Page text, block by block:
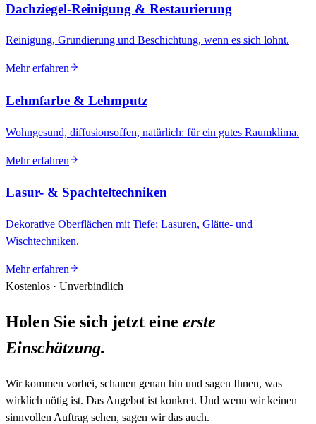
Dachziegel-Reinigung & Restaurierung
Reinigung, Grundierung und Beschichtung, wenn es sich lohnt.
Mehr erfahren
Lehmfarbe & Lehmputz
Wohngesund, diffusionsoffen, natürlich: für ein gutes Raumklima.
Mehr erfahren
Lasur- & Spachteltechniken
Dekorative Oberflächen mit Tiefe: Lasuren, Glätte- und
Wischtechniken.
Mehr erfahren
Kostenlos · Unverbindlich
Holen Sie sich jetzt eine erste
Einschätzung.
Wir kommen vorbei, schauen genau hin und sagen Ihnen, was
wirklich nötig ist. Das Angebot ist konkret. Und wenn wir keinen
sinnvollen Auftrag sehen, sagen wir das auch.